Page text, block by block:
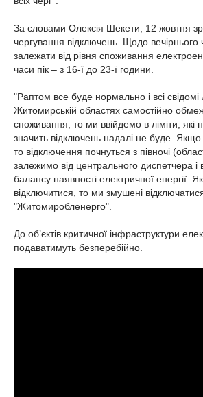
За словами Олексія Шекети, 12 жовтня
чергування відключень. Щодо вечірнього
залежати від рівня споживання
часи пік – з 16-ї до 23-ї години.
"Раптом все буде нормально і всі свідомі
Житомирській областях самостійно
споживання, то ми ввійдемо в ліміти, які
значить відключень надалі не буде.
то відключення почнуться з півночі
залежимо від центрального диспетчера і
балансу наявності електричної енергії.
відключитися, то ми змушені
"Житомиробленерго".
До об’єктів критичної інфраструктури
подаватимуть безперебійно.